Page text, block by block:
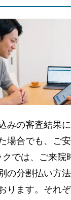
みの審査結果
場合でも、ご安
では、ご来院
の分割払い方
ります。それ